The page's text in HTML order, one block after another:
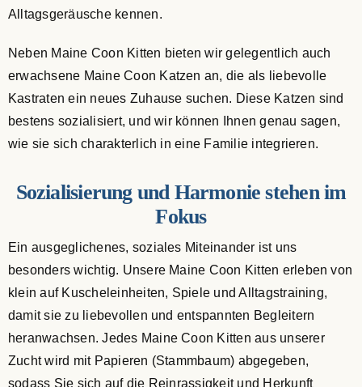
Alltagsgeräusche kennen.
Neben Maine Coon Kitten bieten wir gelegentlich auch
erwachsene Maine Coon Katzen an, die als liebevolle
Kastraten ein neues Zuhause suchen. Diese Katzen sind
bestens sozialisiert, und wir können Ihnen genau sagen,
wie sie sich charakterlich in eine Familie integrieren.
Sozialisierung und Harmonie stehen im
Fokus
Ein ausgeglichenes, soziales Miteinander ist uns
besonders wichtig. Unsere Maine Coon Kitten erleben von
klein auf Kuscheleinheiten, Spiele und Alltagstraining,
damit sie zu liebevollen und entspannten Begleitern
heranwachsen. Jedes Maine Coon Kitten aus unserer
Zucht wird mit Papieren (Stammbaum) abgegeben,
sodass Sie sich auf die Reinrassigkeit und Herkunft